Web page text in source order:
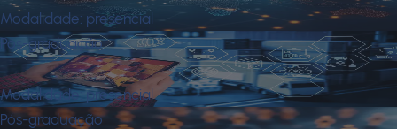
Modalidade: presencial
Pós-graduação
Mba em Operações e Logística
Modalidade: presencial
Pós-graduação